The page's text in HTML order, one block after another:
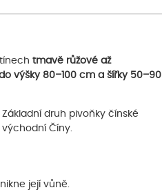
tmavě růžové až
výšky 80–100 cm a šířky 50–90
druh pivoňky čínské
východní Číny.
její vůně.